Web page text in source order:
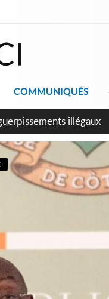
COMMUNIQUÉS
illégaux